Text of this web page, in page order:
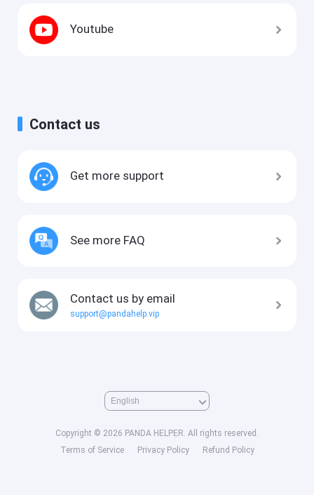
Youtube
Contact us
Get more support
See more FAQ
Contact us by email
support@pandahelp.vip
Copyright © 2026 PANDA HELPER. All rights reserved.
Terms of Service
Privacy Policy Refund Policy